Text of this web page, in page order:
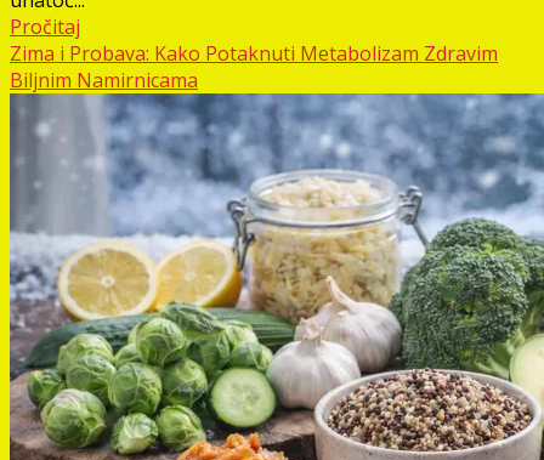
Pročitaj
Zima i Probava: Kako Potaknuti Metabolizam Zdravim
Biljnim Namirnicama